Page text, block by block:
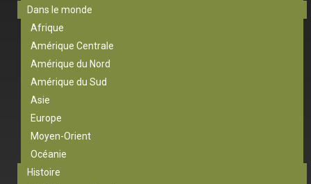
Dans le monde
Afrique
Amérique Centrale
Amérique du Nord
Amérique du Sud
Asie
Europe
Moyen-Orient
Océanie
Histoire